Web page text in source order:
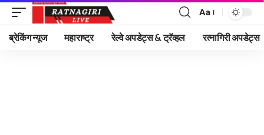
Font
Resizer
Aa
ब्रेकिंग न्यूज महाराष्ट्र रेल्वे अपडेट्स & ट्रॅव्हल रत्नागिरी अपडेट्स